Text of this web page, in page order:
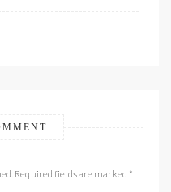
Required fields are marked *